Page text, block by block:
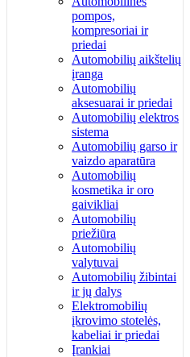
pompos,
kompresoriai ir
priedai
Automobilių aikštelių
įranga
Automobilių
aksesuarai ir priedai
Automobilių elektros
sistema
Automobilių garso ir
vaizdo aparatūra
Automobilių
kosmetika ir oro
gaivikliai
Automobilių
priežiūra
Automobilių
valytuvai
Automobilių žibintai
ir jų dalys
Elektromobilių
įkrovimo stotelės,
kabeliai ir priedai
Įrankiai